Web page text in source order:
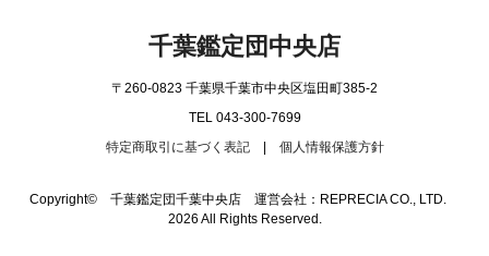
千葉鑑定団中央店
〒260-0823 千葉県千葉市中央区塩田町385-2
TEL 043-300-7699
特定商取引に基づく表記| 個人情報保護方針
Copyright© 千葉鑑定団千葉中央店 運営会社：REPRECIA CO., LTD.
2026 All Rights Reserved.